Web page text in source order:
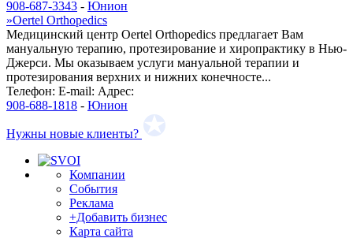
908-687-3343 - Юнион
»Oertel Orthopedics
Медицинский центр Oertel Orthopedics предлагает Вам
мануальную терапию, протезирование и хиропрактику в Нью-
Джерси. Мы оказываем услуги мануальной терапии и
протезирования верхних и нижних конечносте...
Телефон: E-mail: Адрес:
908-688-1818 - Юнион
Нужны новые клиенты?
Компании
События
Реклама
+Добавить бизнес
Карта сайта